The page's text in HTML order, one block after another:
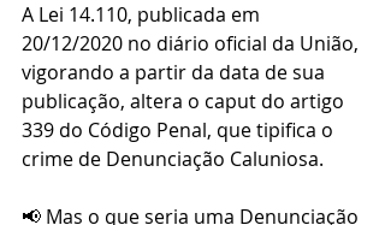
A Lei 14.110, publicada em
20/12/2020 no diário oficial da União,
vigorando a partir da data de sua
publicação, altera o caput do artigo
339 do Código Penal, que tipifica o
crime de Denunciação Caluniosa.
📢 Mas o que seria uma Denunciação